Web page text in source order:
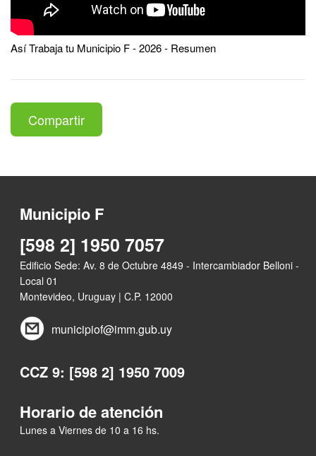
Así Trabaja tu Municipio F - 2026 - Resumen
Compartir
Municipio F
[598 2] 1950 7057
Edificio Sede: Av. 8 de Octubre 4849 - Intercambiador Belloni -
Local 01
Montevideo, Uruguay | C.P. 12000
municipiof@imm.gub.uy
CCZ 9: [598 2] 1950 7009
Horario de atención
Lunes a Viernes de 10 a 16 hs.